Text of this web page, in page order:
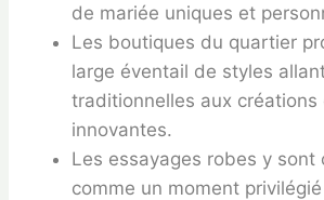
de mariée uniques et
Les boutiques du quartier
large éventail de styles
traditionnelles aux créations
innovantes.
Les essayages robes y sont
comme un moment